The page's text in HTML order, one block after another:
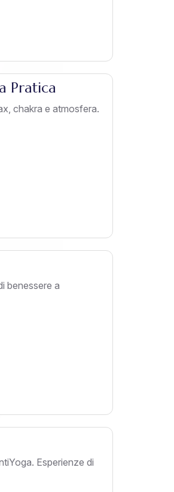
Pratica
chakra e atmosfera.
benessere a
Esperienze di